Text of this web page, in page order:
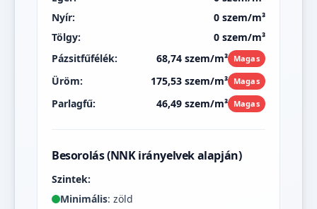
Nyír:
0 szem/m³
Tölgy:
0 szem/m³
Pázsitfűfélék:
68,74 szem/m³ Magas
Üröm: 175,53 szem/m³ Magas
Parlagfű: 46,49 szem/m³ Magas
Besorolás (NNK irányelvek alapján)
Szintek:
Minimális: zöld